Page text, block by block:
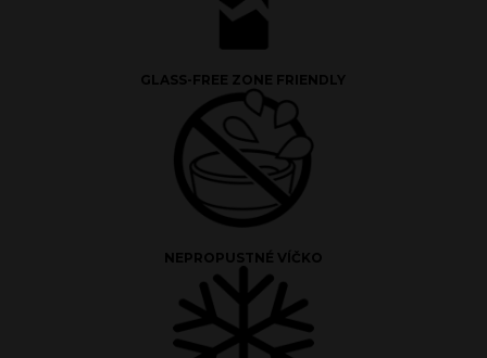
GLASS-FREE ZONE FRIENDLY
NEPROPUSTNÉ VÍČKO